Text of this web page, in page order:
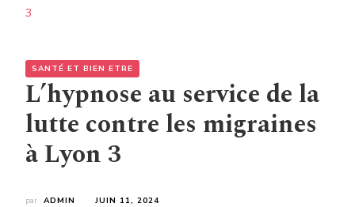
3
SANTÉ ET BIEN ETRE
L’hypnose au service de la
lutte contre les migraines
à Lyon 3
par ADMIN JUIN 11, 2024